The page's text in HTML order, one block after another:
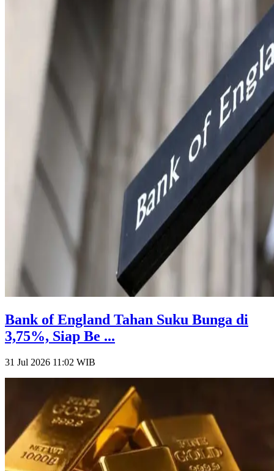
Bank of England Tahan Suku Bunga di
3,75%, Siap Be ...
31 Jul 2026 11:02 WIB